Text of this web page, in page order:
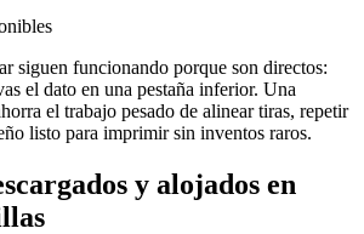
siguen funcionando porque son directos:
el dato en una pestaña inferior. Una
el trabajo pesado de alinear tiras, repetir
listo para imprimir sin inventos raros.
y alojados en